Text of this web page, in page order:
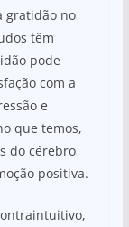
gratidão no
têm
pode
com a
e
que temos,
do cérebro
positiva.